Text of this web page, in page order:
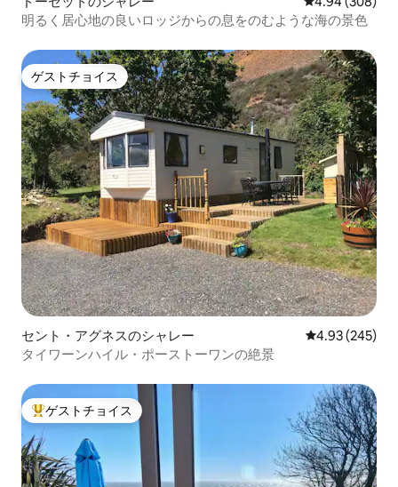
明るく居心地の良いロッジからの息をのむような海の景色
ゲストチョイス
ゲストチョイス
セント・アグネスのシャレー レビュー245
4.93 (245)
タイワーンハイル・ポーストーワンの絶景
大好評のゲストチョイスです。
ゲストチョイス